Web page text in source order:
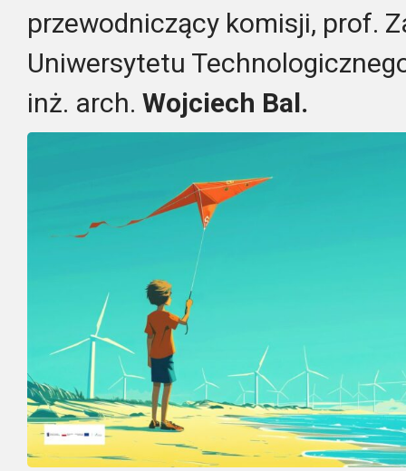
przewodniczący komisji, prof.
Uniwersytetu
inż. arch. Wojciech Bal.